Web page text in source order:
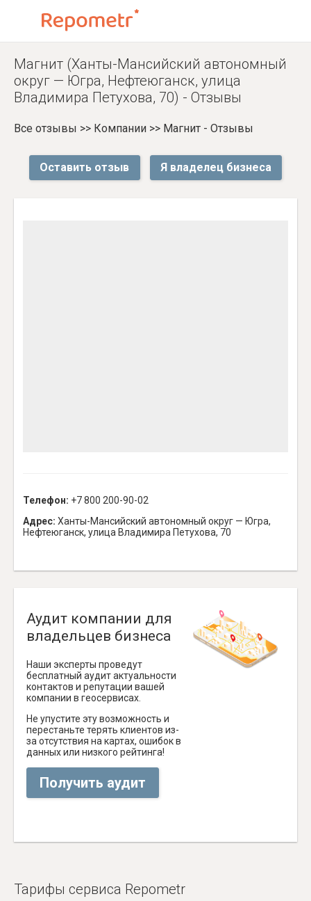
Магнит (Ханты-Мансийский автономный
округ — Югра, Нефтеюганск, улица
Владимира Петухова, 70) - Отзывы
Все отзывы >> Компании >> Магнит - Отзывы
Оставить отзыв Я владелец бизнеса
Телефон: +7 800 200-90-02
Адрес: Ханты-Мансийский автономный округ — Югра,
Нефтеюганск, улица Владимира Петухова, 70
Аудит компании для
владельцев бизнеса
Наши эксперты проведут
бесплатный аудит актуальности
контактов и репутации вашей
компании в геосервисах.
Не упустите эту возможность и
перестаньте терять клиентов из-
за отсутствия на картах, ошибок в
данных или низкого рейтинга!
Получить аудит
Тарифы сервиса Repometr